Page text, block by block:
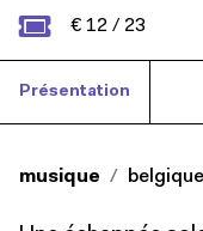
€ 12 / 23
Présentation
musique belgique